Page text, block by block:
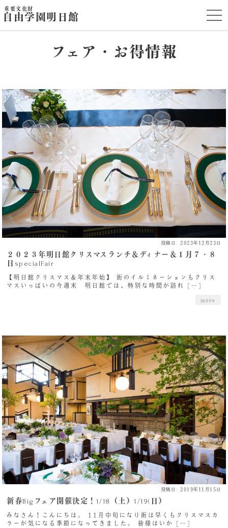
t
o
g
n
重要文化財
自由学園明日館
フェア・お得情報
投稿日: 2023年12月23日
２０２３年明日館クリスマスランチ＆ディナー＆１月７・８
日specialFair
【明日館クリスマス＆年末年始】 街のイルミネーションもクリス
マスいっぱいの今週末 明日館では、特別な時間が訪れ […]
more
投稿日: 2019年11月15日
新春Bigフェア開催決定！1/18（土）1/19(日）
みなさん！こんにちは。 11月中旬になり街は早くもクリスマスカ
ラーが気になる季節になってきました。 皆様はいか […]